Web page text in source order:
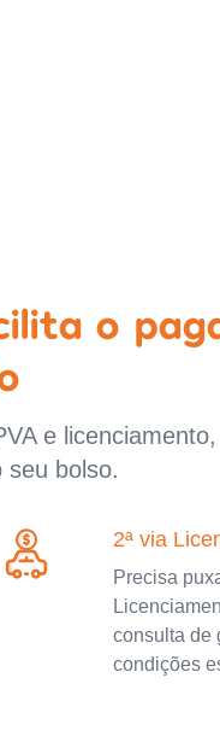
o
e licenciamento,
bolso.
2ª via
Precisa
consulta de
condições